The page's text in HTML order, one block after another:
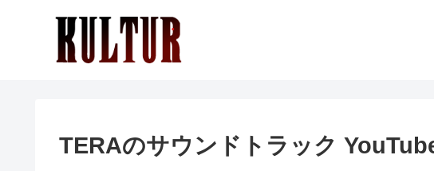
TERAのサウンドトラック